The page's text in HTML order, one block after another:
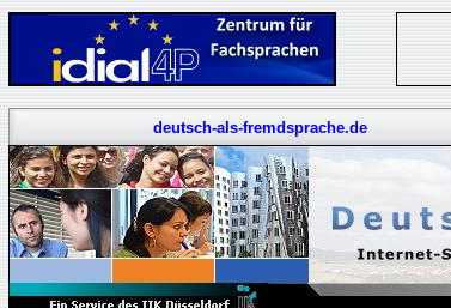
deutsch-als-fremdsprache.de